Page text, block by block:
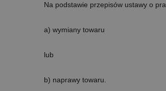
Na podstawie przepisów ustawy o
a) wymiany towaru
lub
b) naprawy towaru.